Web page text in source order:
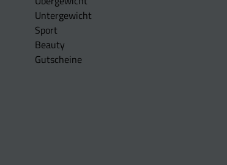
Untergewicht
Sport
Beauty
Gutscheine